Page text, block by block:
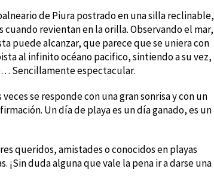
de Piura postrado en una silla reclinable,
revientan en la orilla. Observando el mar,
puede alcanzar, que parece que se uniera con
al infinito océano pacifico, sintiendo a su vez,
Sencillamente espectacular.
se responde con una gran sonrisa y con un
Un día de playa es un día ganado, es un
queridos, amistades o conocidos en playas
¡Sin duda alguna que vale la pena ir a darse una